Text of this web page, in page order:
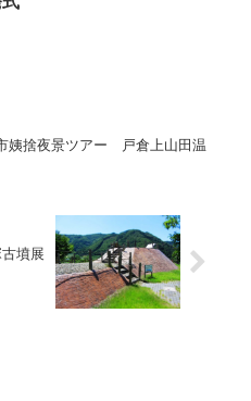
姨捨夜景ツアー 戸倉上山田温
墳展